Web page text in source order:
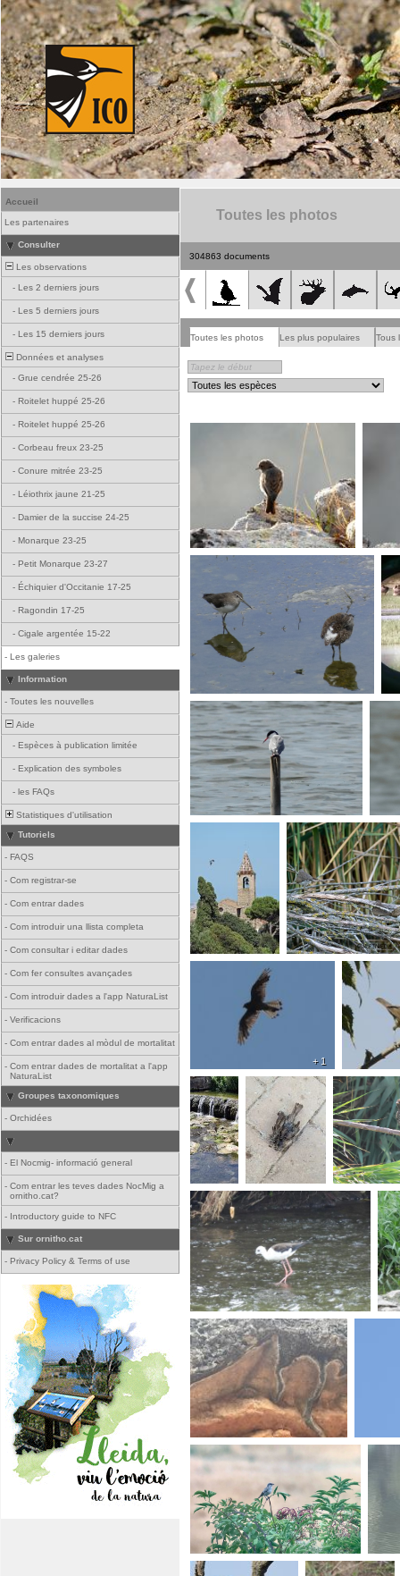
Accueil
Les partenaires
Consulter
Les observations
- Les 2 derniers jours
- Les 5 derniers jours
- Les 15 derniers jours
Données et analyses
- Grue cendrée 25-26
- Roitelet huppé 25-26
- Roitelet huppé 25-26
- Corbeau freux 23-25
- Conure mitrée 23-25
- Léiothrix jaune 21-25
- Damier de la succise 24-25
- Monarque 23-25
- Petit Monarque 23-27
- Échiquier d'Occitanie 17-25
- Ragondin 17-25
- Cigale argentée 15-22
- Les galeries
Information
- Toutes les nouvelles
Aide
- Espèces à publication limitée
- Explication des symboles
- les FAQs
Statistiques d'utilisation
Tutoriels
- FAQS
- Com registrar-se
- Com entrar dades
- Com introduir una llista completa
- Com consultar i editar dades
- Com fer consultes avançades
- Com introduir dades a l'app NaturaList
- Verificacions
- Com entrar dades al mòdul de mortalitat
- Com entrar dades de mortalitat a l'app
NaturaList
Groupes taxonomiques
- Orchidées
- El Nocmig- informació general
- Com entrar les teves dades NocMig a
ornitho.cat?
- Introductory guide to NFC
Sur ornitho.cat
- Privacy Policy & Terms of use
Toutes les photos
304863 documents
Toutes les photos Les plus populaires Tous
+ 1